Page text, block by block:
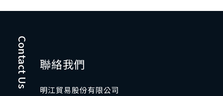
Contact Us 聯絡我們
明江貿易股份有限公司